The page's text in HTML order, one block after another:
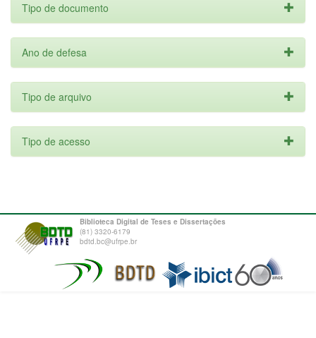
Tipo de documento
Ano de defesa
Tipo de arquivo
Tipo de acesso
Biblioteca Digital de Teses e Dissertações
(81) 3320-6179
bdtd.bc@ufrpe.br